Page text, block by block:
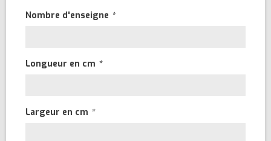
Nombre d'enseigne *
Longueur en cm *
Largeur en cm *